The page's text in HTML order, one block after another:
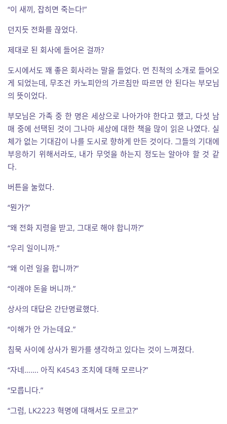
“이 새끼, 잡히면 죽는다!”
던지듯 전화를 끊었다.
제대로 된 회사에 들어온 걸까?
도시에서도 꽤 좋은 회사라는 말을 들었다. 먼 친척의 소개로 들어오
게 되었는데, 무조건 카노피안의 가르침만 따르면 안 된다는 부모님
의 뜻이었다.
부모님은 가족 중 한 명은 세상으로 나아가야 한다고 했고, 다섯 남
매 중에 선택된 것이 그나마 세상에 대한 책을 많이 읽은 나였다. 실
체가 없는 기대감이 나를 도시로 향하게 만든 것이다. 그들의 기대에
부응하기 위해서라도, 내가 무엇을 하는지 정도는 알아야 할 것 같
다.
버튼을 눌렀다.
“뭔가?”
“왜 전화 지령을 받고, 그대로 해야 합니까?”
“우리 일이니까.”
“왜 이런 일을 합니까?”
“이래야 돈을 버니까.”
상사의 대답은 간단명료했다.
“이해가 안 가는데요.”
침묵 사이에 상사가 뭔가를 생각하고 있다는 것이 느껴졌다.
“자네……. 아직 K4543 조치에 대해 모르나?”
“모릅니다.”
“그럼, LK2223 혁명에 대해서도 모르고?”